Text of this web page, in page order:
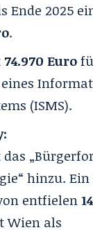
Ende 2025
.
74.970 Euro
(ISMS).
hinzu.
entfielen
Wien als